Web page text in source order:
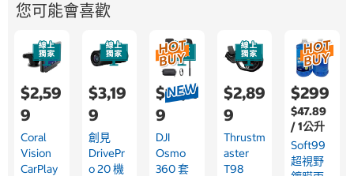
您可能會喜歡
$2,59
9
Coral
Vision
CarPlay
$3,19
9
創見
DrivePr
O 20 機
$14,11
9
DJI
Osmo
360 套
$2,89
9
Thrustm
Aster
T98
$299
$47.89
/ 1公升
Soft99
超視野